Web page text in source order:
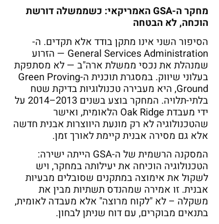
מחקר ה-GSA
האמריקאי: כשממשלה דורשת
הוכחה, לא הבטחה
הסיפור השני אינו מתקן בודד אלא תקדים. ה-
General Services Administration — הזרוע
שמנהלת את נכסי ממשלת ארה"ב — לא מסתפקת
בעלוני שיווק. במסגרת תוכנית ה-Green Proving
Ground, היא מעבירה טכנולוגיות בדיקת שטח
בלתי-תלויה. המחקר בוצע בשנים 2013–2014 על
ידי מעבדת Oak Ridge הלאומית, ואישר
שהטכנולוגיה לא רק מונעת היווצרות אבנית חדשה
אלא גם מסירה אבנית קיימת לאורך זמן.
המסקנה הרשמית של ה-GSA הייתה ישירה:
הטכנולוגיה הוכיחה את יעילותה במחקר, ויש
לשקול את אימוצה במתקנים שסובלים מבעיות
אבנית. זו אמירה שמהנדס תשתיות מבין את
משקלה – לא "לקוח מרוצה" אלא מעבדה לאומית,
בתנאים מבוקרים, עם דוח שניתן לבחון.